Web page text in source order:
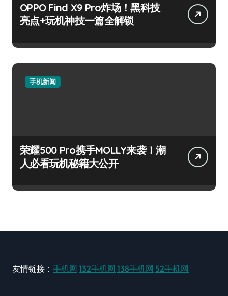
OPPO Find X9 Pro炸场！黑科技
亮点+玩机神技一篇全解锁
手机新闻
荣耀500 Pro携手MOLLY来袭！潮
人必看玩机秘籍大公开
友情链接： 手机网 132手机网 138手机网 52手机网